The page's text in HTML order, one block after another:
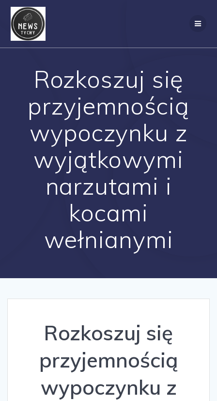
Rozkoszuj się
przyjemnością
wypoczynku z
wyjątkowymi
narzutami i
kocami
wełnianymi
Rozkoszuj się
przyjemnością
wypoczynku z